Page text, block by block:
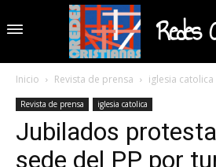
Redes
Inicio Revista de prensa iglesia catolica
Revista de prensa iglesia catolica
Jubilados
sede del PP por